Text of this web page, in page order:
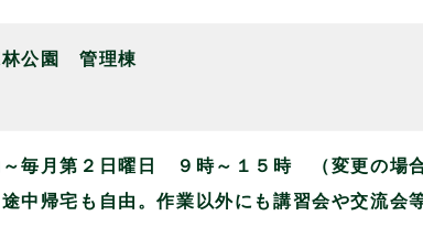
林公園 管理棟
毎月第２日曜日 ９時～１５時 （変更の場
中帰宅も自由。作業以外にも講習会や交流会